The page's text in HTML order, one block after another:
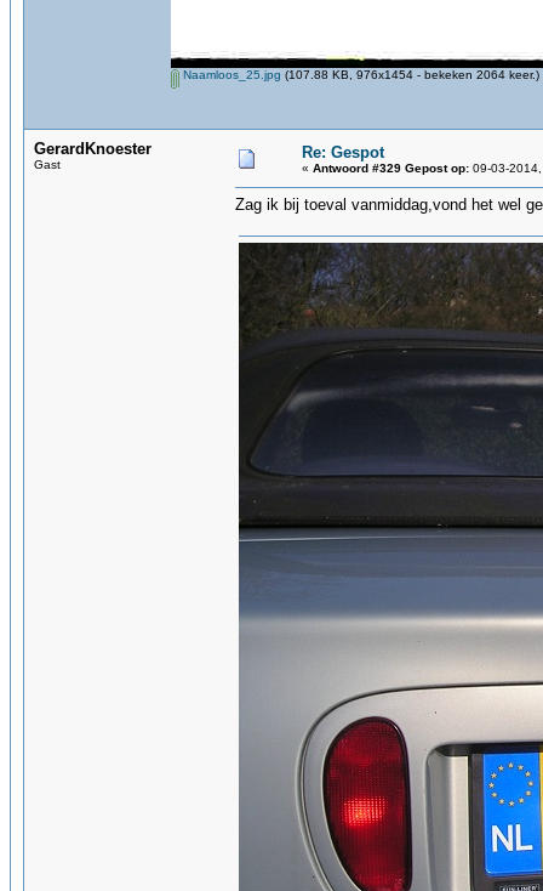
Naamloos_25.jpg (107.88 KB, 976x1454 - bekeken 2064 keer.)
GerardKnoester
Gast
Re: Gespot
« Antwoord #329 Gepost op: 09-03-
Zag ik bij toeval vanmiddag,vond het wel